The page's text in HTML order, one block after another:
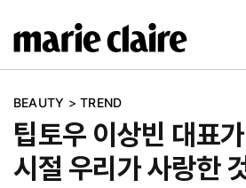
텐
기
BEAUTY > TREND
팁토우 이상빈 대표
시절 우리가 사랑한